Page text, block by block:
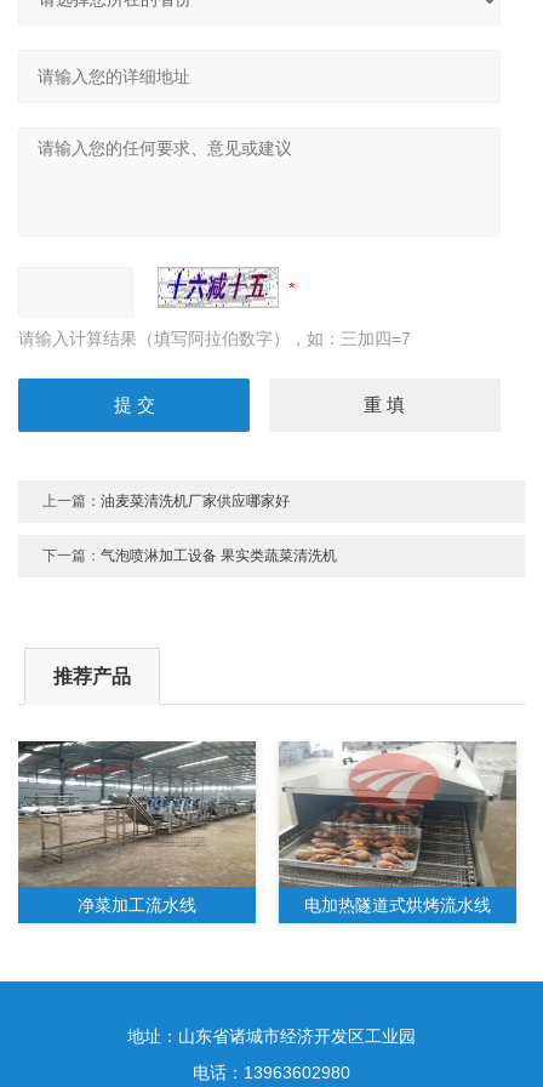
请输入计算结果（填写阿拉伯数字），如：三加四=7
上一篇：油麦菜清洗机厂家供应哪家好
下一篇：气泡喷淋加工设备 果实类蔬菜清洗机
推荐产品
净菜加工流水线 电加热隧道式烘烤流水线
地址：山东省诸城市经济开发区工业园
电话：13963602980